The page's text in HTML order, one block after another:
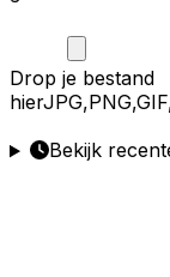
Drop je bestand
hier
Bekijk